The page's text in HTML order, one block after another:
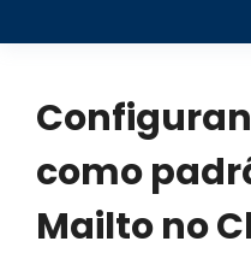
como
Mailto no